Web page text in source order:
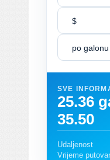
$
po galonu
SVE
25.36
35.50
Udaljenost
Vrijeme